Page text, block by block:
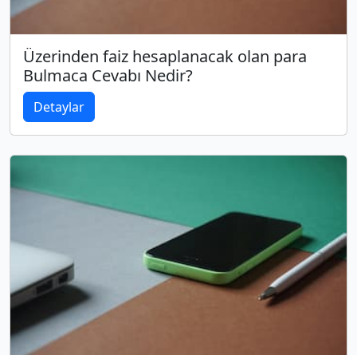
Üzerinden faiz hesaplanacak olan para
Bulmaca Cevabı Nedir?
Detaylar